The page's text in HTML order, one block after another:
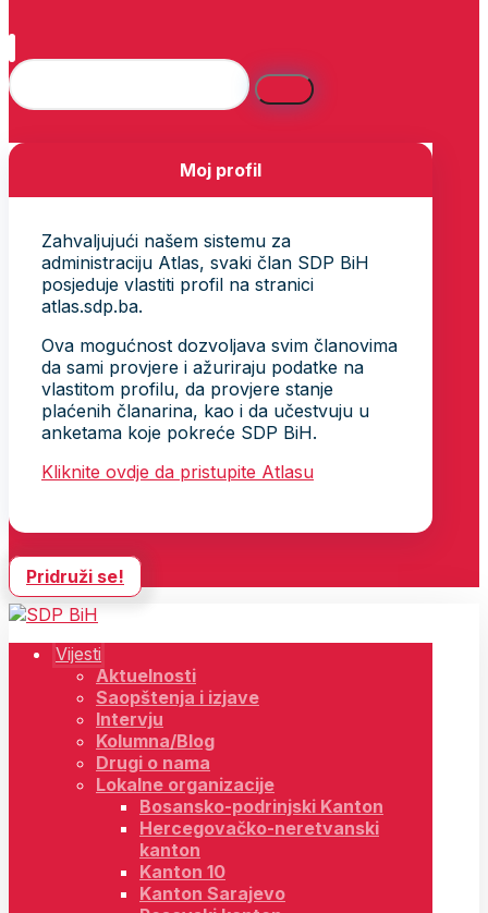
Moj profil
Zahvaljujući našem sistemu za
administraciju Atlas, svaki član SDP BiH
posjeduje vlastiti profil na stranici
atlas.sdp.ba.
Ova mogućnost dozvoljava svim članovima
da sami provjere i ažuriraju podatke na
vlastitom profilu, da provjere stanje
plaćenih članarina, kao i da učestvuju u
anketama koje pokreće SDP BiH.
Kliknite ovdje da pristupite Atlasu
Pridruži se!
Vijesti
Aktuelnosti
Saopštenja i izjave
Intervju
Kolumna/Blog
Drugi o nama
Lokalne organizacije
Bosansko-podrinjski Kanton
Hercegovačko-neretvanski
kanton
Kanton 10
Kanton Sarajevo